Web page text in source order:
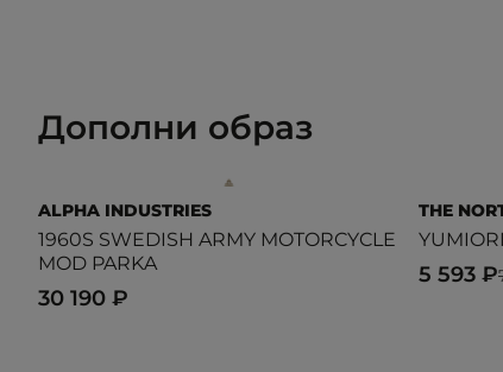
Дополни образ
ALPHA INDUSTRIES
1960S SWEDISH ARMY MOTORCYCLE
MOD PARKA
30 190 ₽
THE
5 593 ₽